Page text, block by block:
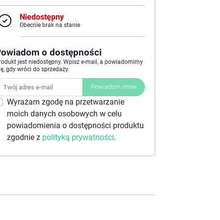
Niedostępny
Obecnie brak na stanie
o dostępności
jest niedostępny. Wpisz e-mail, a powiadomimy
gdy wróci do sprzedaży.
Powiadom mnie
Wyrażam zgodę na przetwarzanie
moich danych osobowych w celu
powiadomienia o dostępności produktu
zgodnie z polityką prywatności.